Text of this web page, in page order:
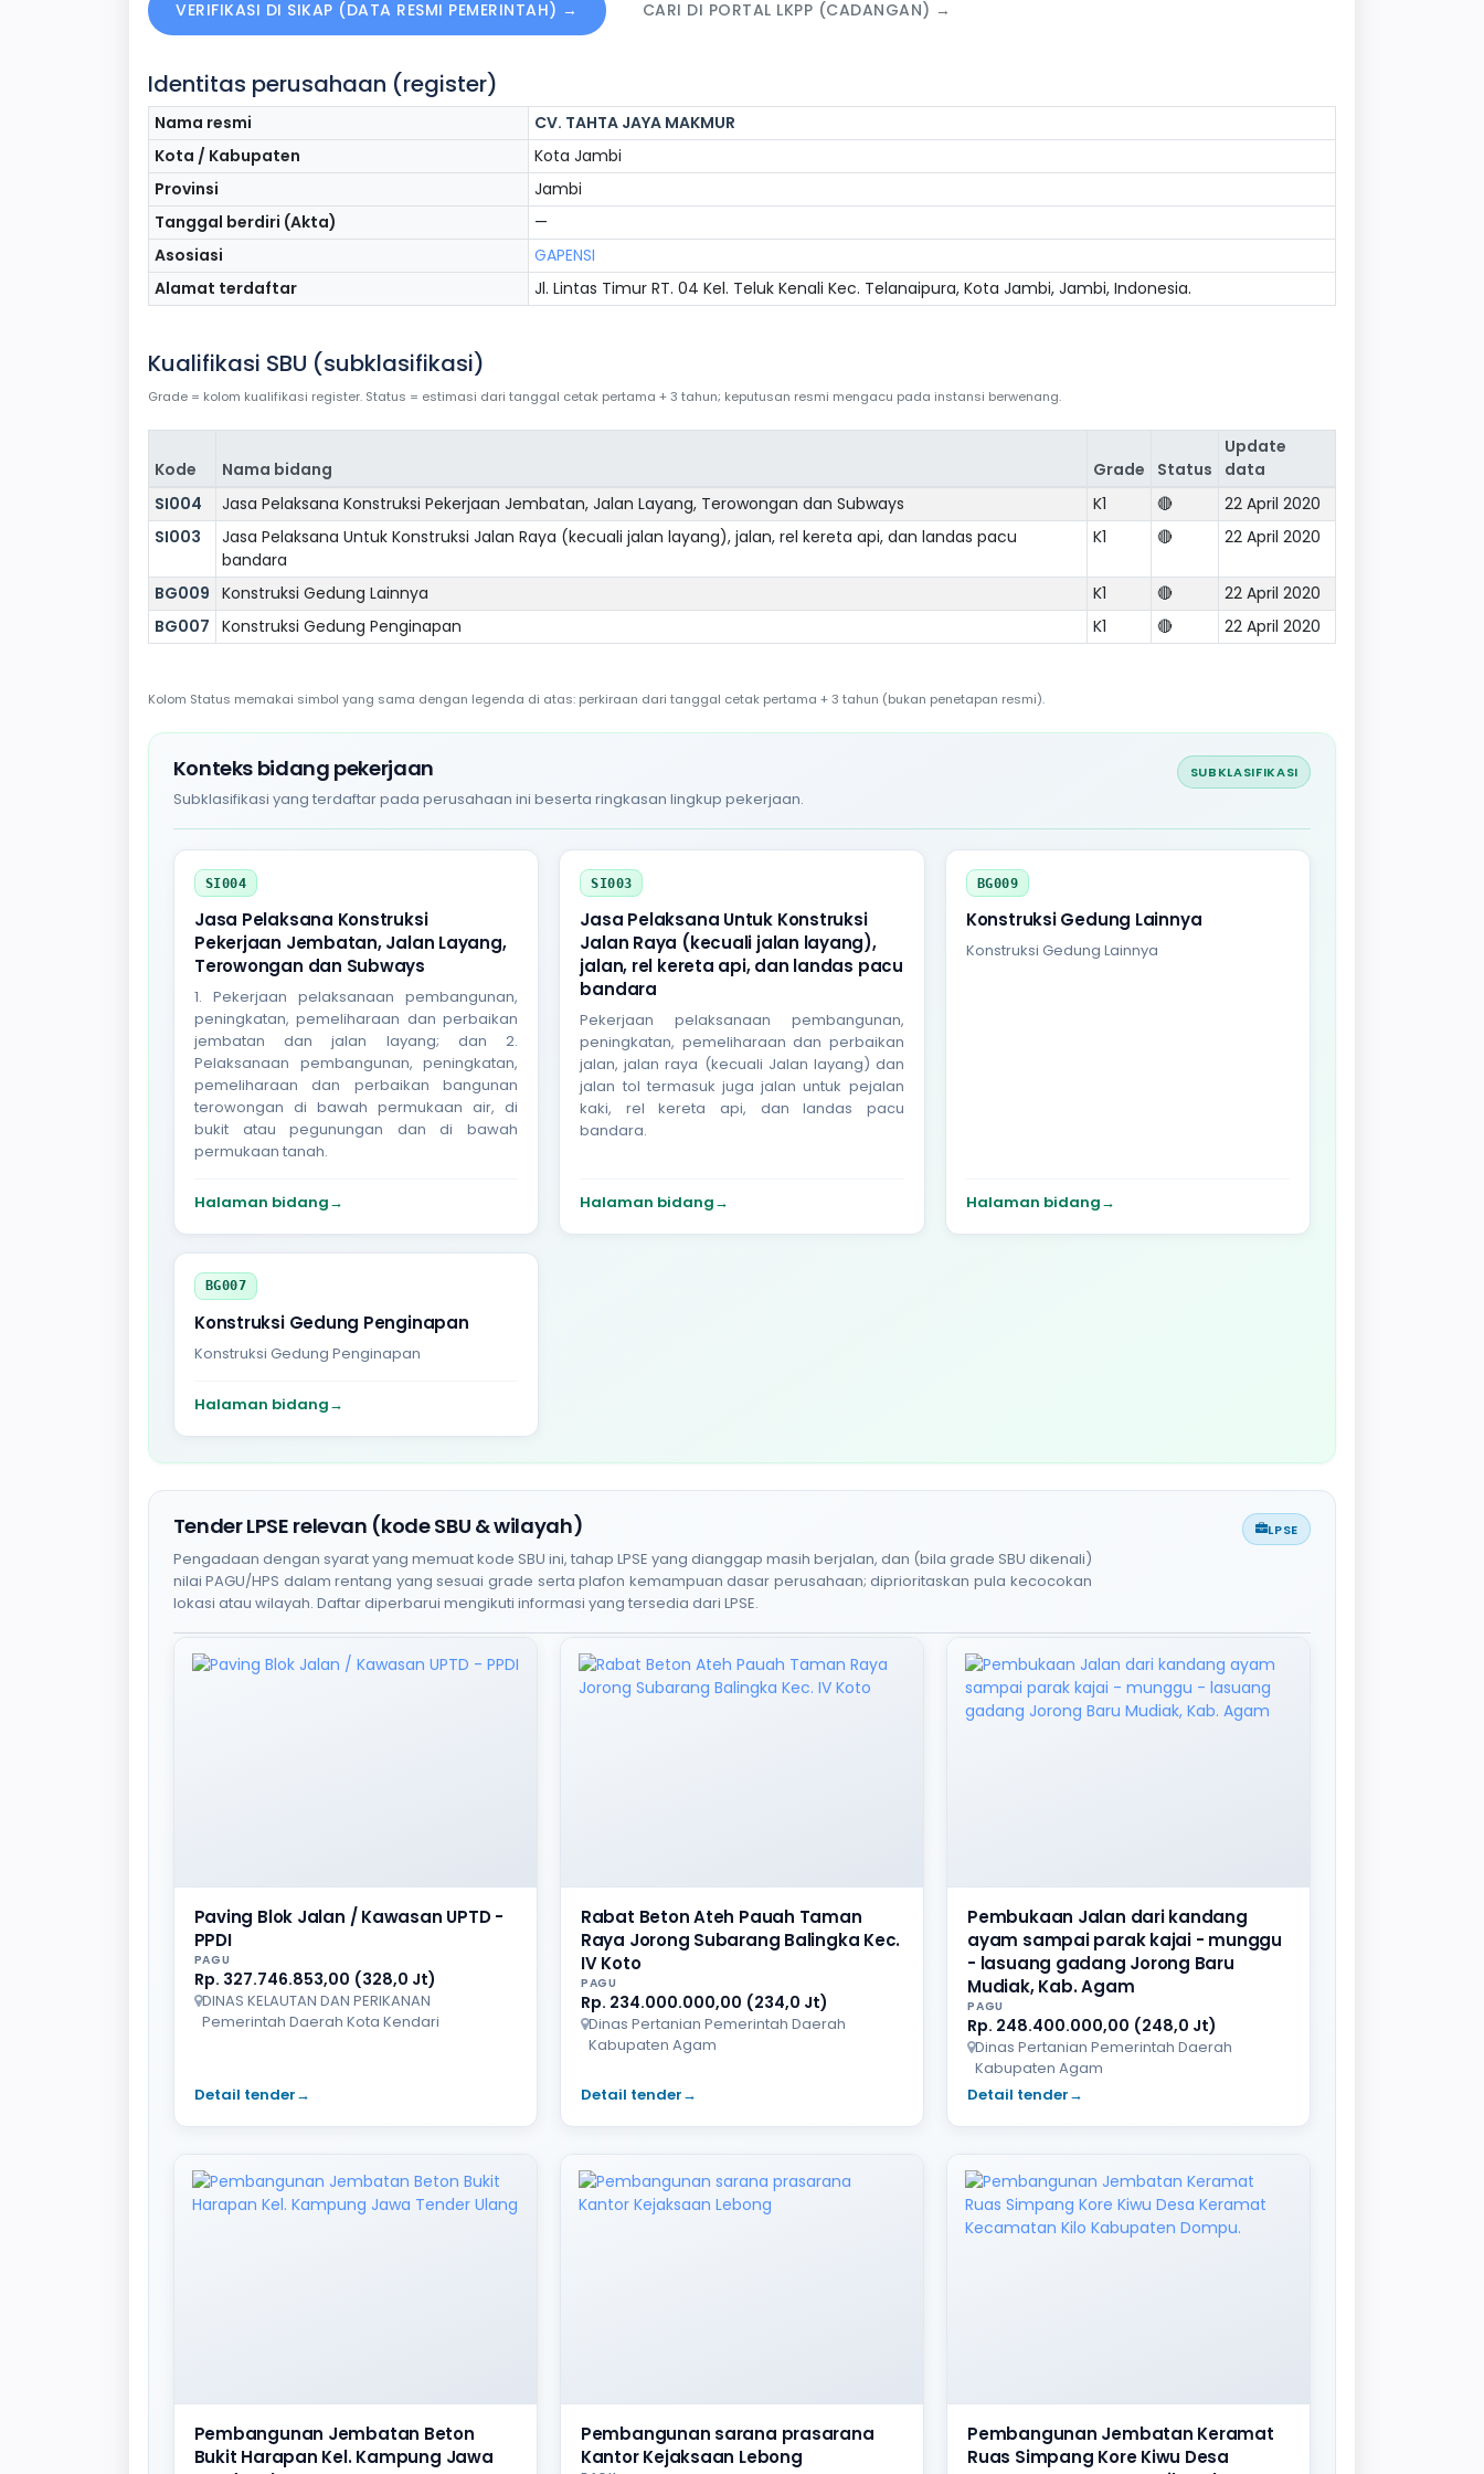
VERIFIKASI DI SIKAP (DATA RESMI PEMERINTAH) → CARI DI PORTAL LKPP (CADANGAN) →
Identitas perusahaan (register)
Nama resmi
CV. TAHTA JAYA MAKMUR
Kota / Kabupaten
Kota Jambi
Provinsi
Jambi
Tanggal berdiri (Akta)
—
Asosiasi
GAPENSI
Alamat terdaftar
Jl. Lintas Timur RT. 04 Kel. Teluk Kenali Kec. Telanaipura, Kota Jambi, Jambi, Indonesia.
Kualifikasi SBU (subklasifikasi)
Grade = kolom kualifikasi register. Status = estimasi dari tanggal cetak pertama + 3 tahun; keputusan resmi mengacu pada instansi berwenang.
Kode Nama bidang Grade Status
Update
data
SI004
Jasa Pelaksana Konstruksi Pekerjaan Jembatan, Jalan Layang, Terowongan dan Subways K1 🔴
22 April 2020
SI003
Jasa Pelaksana Untuk Konstruksi Jalan Raya (kecuali jalan layang), jalan, rel kereta api, dan landas pacu
bandara
K1 🔴 22 April 2020
BG009 Konstruksi Gedung Lainnya K1 🔴
22 April 2020
BG007 Konstruksi Gedung Penginapan K1 🔴 22 April 2020
Kolom Status memakai simbol yang sama dengan legenda di atas: perkiraan dari tanggal cetak pertama + 3 tahun (bukan penetapan resmi).
Konteks bidang pekerjaan
Subklasifikasi yang terdaftar pada perusahaan ini beserta ringkasan lingkup pekerjaan.
SUBKLASIFIKASI
SI004
Jasa Pelaksana Konstruksi
Pekerjaan Jembatan, Jalan Layang,
Terowongan dan Subways
1. Pekerjaan pelaksanaan pembangunan,
peningkatan, pemeliharaan dan perbaikan
jembatan dan jalan layang; dan 2.
Pelaksanaan pembangunan, peningkatan,
pemeliharaan dan perbaikan bangunan
terowongan di bawah permukaan air, di
bukit atau pegunungan dan di bawah
permukaan tanah.
Halaman bidang→
SI003
Jasa Pelaksana Untuk Konstruksi
Jalan Raya (kecuali jalan layang),
jalan, rel kereta api, dan landas pacu
bandara
Pekerjaan pelaksanaan pembangunan,
peningkatan, pemeliharaan dan perbaikan
jalan, jalan raya (kecuali Jalan layang) dan
jalan tol termasuk juga jalan untuk pejalan
kaki, rel kereta api, dan landas pacu
bandara.
Halaman bidang→
BG009
Konstruksi Gedung Lainnya
Konstruksi Gedung Lainnya
Halaman bidang→
BG007
Konstruksi Gedung Penginapan
Konstruksi Gedung Penginapan
Halaman bidang→
Tender LPSE relevan (kode SBU & wilayah)
Pengadaan dengan syarat yang memuat kode SBU ini, tahap LPSE yang dianggap masih berjalan, dan (bila grade SBU dikenali)
nilai PAGU/HPS dalam rentang yang sesuai grade serta plafon kemampuan dasar perusahaan; diprioritaskan pula kecocokan
lokasi atau wilayah. Daftar diperbarui mengikuti informasi yang tersedia dari LPSE.
LPSE
Paving Blok Jalan / Kawasan UPTD -
PPDI
PAGU
Rp. 327.746.853,00 (328,0 Jt)
DINAS KELAUTAN DAN PERIKANAN
Pemerintah Daerah Kota Kendari
Detail tender→
Rabat Beton Ateh Pauah Taman
Raya Jorong Subarang Balingka Kec.
IV Koto
PAGU
Rp. 234.000.000,00 (234,0 Jt)
Dinas Pertanian Pemerintah Daerah
Kabupaten Agam
Detail tender→
Pembukaan Jalan dari kandang
ayam sampai parak kajai - munggu
- lasuang gadang Jorong Baru
Mudiak, Kab. Agam
PAGU
Rp. 248.400.000,00 (248,0 Jt)
Dinas Pertanian Pemerintah Daerah
Kabupaten Agam
Detail tender→
Pembangunan Jembatan Beton
Bukit Harapan Kel. Kampung Jawa
Pembangunan sarana prasarana
Kantor Kejaksaan Lebong
Pembangunan Jembatan Keramat
Ruas Simpang Kore Kiwu Desa